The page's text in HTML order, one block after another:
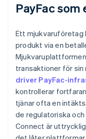
PayFac som
Ett mjukvaruföretag
produkt via en
transaktioner för sin
driver PayFac-
kontrollerar
tjänar ofta en
de regulatoriska
Connect är